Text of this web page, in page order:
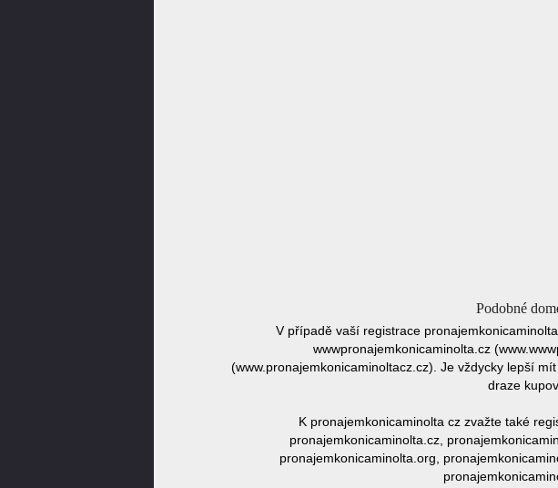
Podobné
V případě vaší registrace
wwwpronajemkonicaminolta.cz
(www.pronajemkonicaminoltacz.cz). Je vždycky lepší
draze
K pronajemkonicaminolta cz zvažte také
pronajemkonicaminolta.cz,
pronajemkonicaminolta.org,